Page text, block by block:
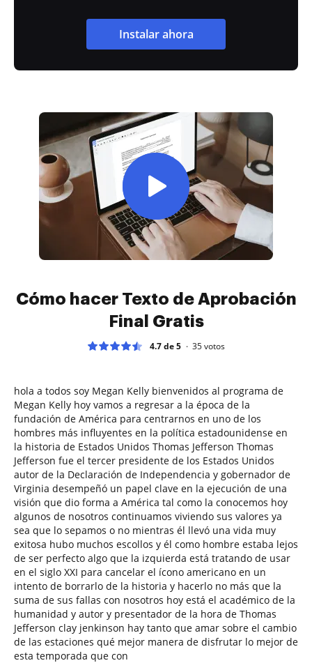
Instalar ahora
Cómo hacer Texto de Aprobación
Final Gratis
4.7 de 5 35votos
hola a todos soy Megan Kelly bienvenidos al programa de
Megan Kelly hoy vamos a regresar a la época de la
fundación de América para centrarnos en uno de los
hombres más influyentes en la política estadounidense en
la historia de Estados Unidos Thomas Jefferson Thomas
Jefferson fue el tercer presidente de los Estados Unidos
autor de la Declaración de Independencia y gobernador de
Virginia desempeñó un papel clave en la ejecución de una
visión que dio forma a América tal como la conocemos hoy
algunos de nosotros continuamos viviendo sus valores ya
sea que lo sepamos o no mientras él llevó una vida muy
exitosa hubo muchos escollos y él como hombre estaba lejos
de ser perfecto algo que la izquierda está tratando de usar
en el siglo XXI para cancelar el ícono americano en un
intento de borrarlo de la historia y hacerlo no más que la
suma de sus fallas con nosotros hoy está el académico de la
humanidad y autor y presentador de la hora de Thomas
Jefferson clay jenkinson hay tanto que amar sobre el cambio
de las estaciones qué mejor manera de disfrutar lo mejor de
esta temporada que con